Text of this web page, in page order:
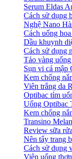
Serum Eldas
Cách sử dụng
Nghệ Nano
Cách uống
Dầu khuynh
Cách sử dụng
Tảo vàng
Sụn vi cá mập
Kem chống
Viên trắng da
Optibac tím
Uống Optibac
Kem chống
Transino
Review sữa
Nên tẩy trang
Cách sử dụng
Viên uống